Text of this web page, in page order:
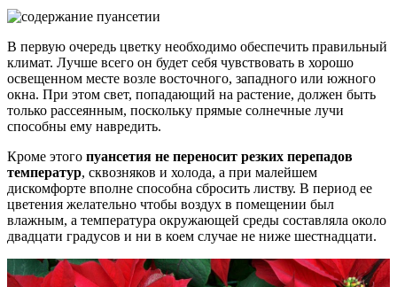
В первую очередь цветку необходимо обеспечить правильный
климат. Лучше всего он будет себя чувствовать в хорошо
освещенном месте возле восточного, западного или южного
окна. При этом свет, попадающий на растение, должен быть
только рассеянным, поскольку прямые солнечные лучи
способны ему навредить.
Кроме этого пуансетия не переносит резких перепадов
температур, сквозняков и холода, а при малейшем
дискомфорте вполне способна сбросить листву. В период ее
цветения желательно чтобы воздух в помещении был
влажным, а температура окружающей среды составляла около
двадцати градусов и ни в коем случае не ниже шестнадцати.